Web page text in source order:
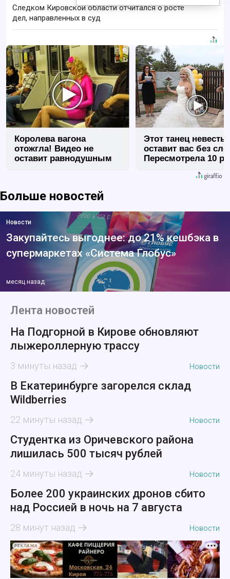
Следком Кировской области отчитался о росте
дел, направленных в суд
i
Королева вагона
отожгла! Видео не
оставит равнодушным
Этот танец невесты
оставит вас без
Пересмотрела 10
Больше новостей
Новости
Закупайтесь выгоднее: до 21% кешбэка в
супермаркетах «Система Глобус»
месяц назад
Лента новостей
На Подгорной в Кирове обновляют
лыжероллерную трассу
3 минуты назад Новости
В Екатеринбурге загорелся склад
Wildberries
22 минуты назад Новости
Студентка из Оричевского района
лишилась 500 тысяч рублей
24 минуты назад Новости
Более 200 украинских дронов сбито
над Россией в ночь на 7 августа
28 минут назад Новости
РЕКЛАМА